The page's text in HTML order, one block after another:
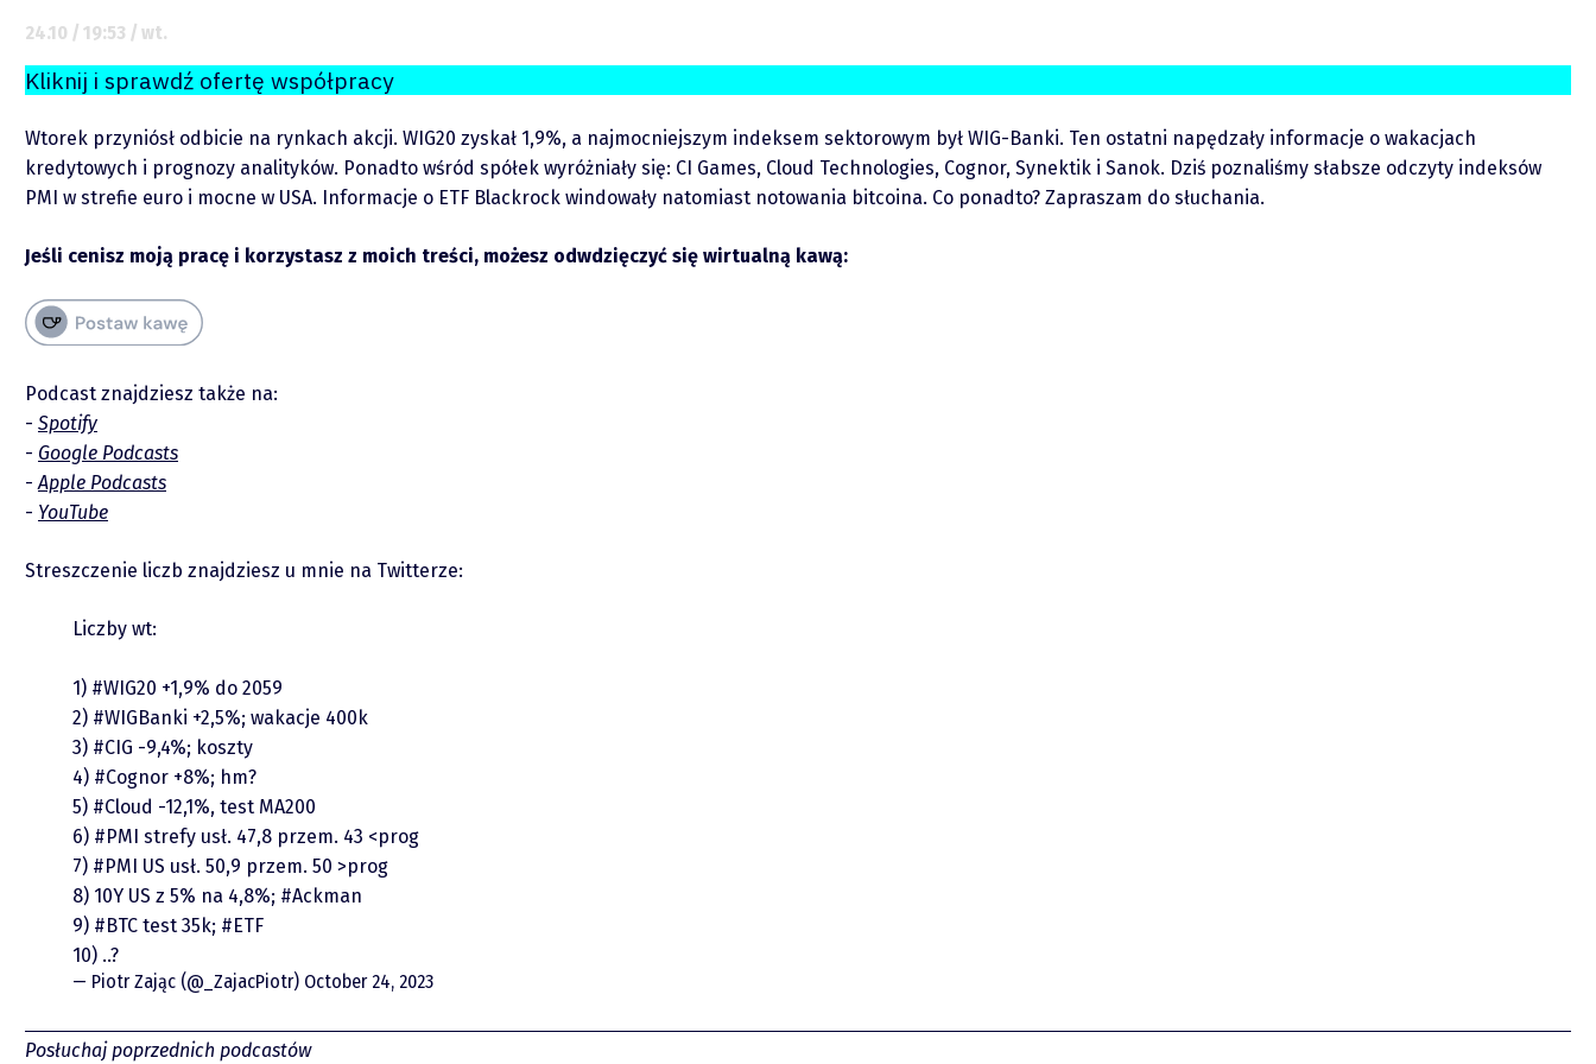
O mnie
Zastrzeżenie
Współpraca
Wsparcie
Raporty
Podcasty
Video
piotrek.zajac@pm.me
24.10 / 19:53 / wt.
Kliknij i sprawdź ofertę współpracy
Wtorek przyniósł odbicie na rynkach akcji. WIG20 zyskał 1,9%, a najmocniejszym indeksem sektorowym był WIG-Banki. Ten ostatni napędzały informacje o wakacjach
kredytowych i prognozy analityków. Ponadto wśród spółek wyróżniały się: CI Games, Cloud Technologies, Cognor, Synektik i Sanok. Dziś poznaliśmy słabsze odczyty indeksów
PMI w strefie euro i mocne w USA. Informacje o ETF Blackrock windowały natomiast notowania bitcoina. Co ponadto? Zapraszam do słuchania.
Jeśli cenisz moją pracę i korzystasz z moich treści, możesz odwdzięczyć się wirtualną kawą:
Podcast znajdziesz także na:
Spotify
Google Podcasts
Apple Podcasts
YouTube
Streszczenie liczb znajdziesz u mnie na Twitterze:
Liczby wt:
1) #WIG20 +1,9% do 2059
2) #WIGBanki +2,5%; wakacje 400k
3) #CIG -9,4%; koszty
4) #Cognor +8%; hm?
5) #Cloud -12,1%, test MA200
6) #PMI strefy usł. 47,8 przem. 43 <prog
7) #PMI US usł. 50,9 przem. 50 >prog
8) 10Y US z 5% na 4,8%; #Ackman
9) #BTC test 35k; #ETF
10) ..?
— Piotr Zając (@_ZajacPiotr) October 24, 2023
Posłuchaj poprzednich podcastów